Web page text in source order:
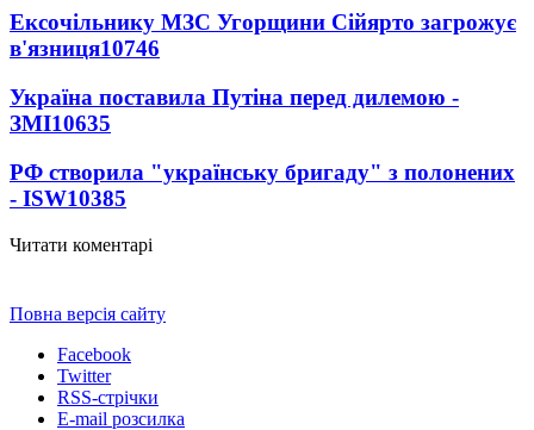
Ексочільнику МЗС Угорщини Сійярто загрожує
в'язниця10746
Україна поставила Путіна перед дилемою -
ЗМІ10635
РФ створила "українську бригаду" з полонених
- ISW10385
Читати коментарі
Повна версія сайту
Facebook
Twitter
RSS-стрічки
E-mail розсилка